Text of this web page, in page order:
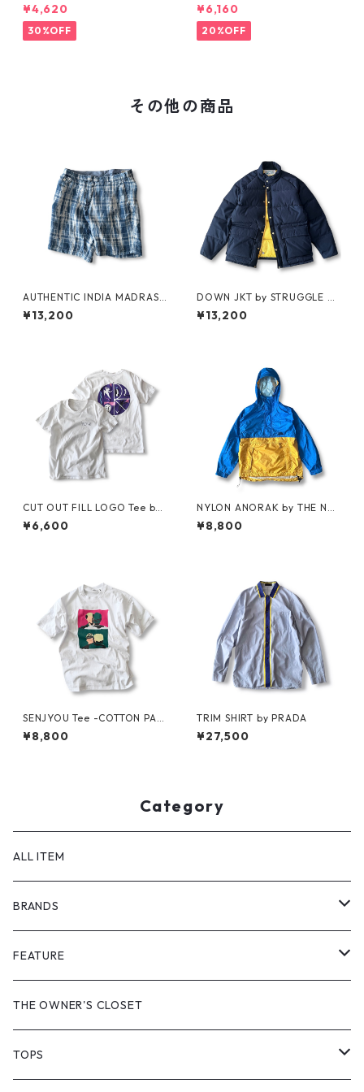
¥4,620
30%OFF
RT Tee
¥6,160
20%OFF
その他の商品
AUTHENTIC INDIA MADRAS
SHORTS by Polo Ralph Laure
n
¥13,200
DOWN JKT by STRUGGLE G
EAR
¥13,200
CUT OUT FILL LOGO Tee by
Polar Skate Co.
¥6,600
NYLON ANORAK by THE NO
RTH FACE
¥8,800
SENJYOU Tee -COTTON PAN
-
¥8,800
TRIM SHIRT by PRADA
¥27,500
Category
ALL ITEM
BRANDS
GHOST ALMOSTBLACK
PRODUCT TWELVE
BAICYCLON
FEATURE
NEW VINTAGE
Supreme
VINTAGE OUTDOOR
THE OWNER'S CLOSET
TOPS